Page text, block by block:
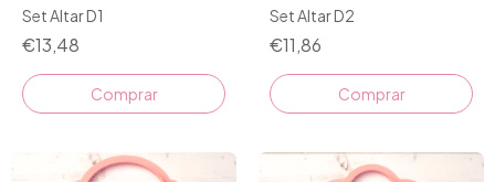
Set Altar D1
€13,48
Comprar
Set Altar D2
€11,86
Comprar